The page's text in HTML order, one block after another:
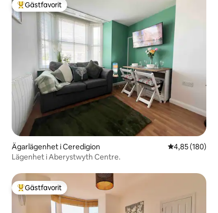
Populär gästfavorit
Gästfavorit
Ägarlägenhet i Ceredigion 4,85 av 5 i
4,85 (180)
Lägenhet i Aberystwyth Centre.
Populär gästfavorit
Gästfavorit